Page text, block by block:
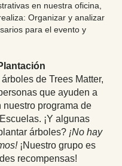
en nuestra oficina,
Organizar y analizar
para el evento y
de Trees Matter,
que ayuden a
programa de
¡Y algunas
árboles? ¡No hay
¡Nuestro grupo es
recompensas!